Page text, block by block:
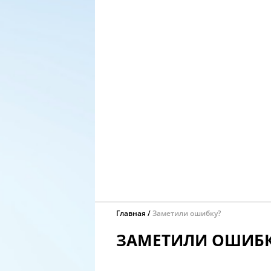
Главная Заметили ошибку?
ЗАМЕТИЛИ